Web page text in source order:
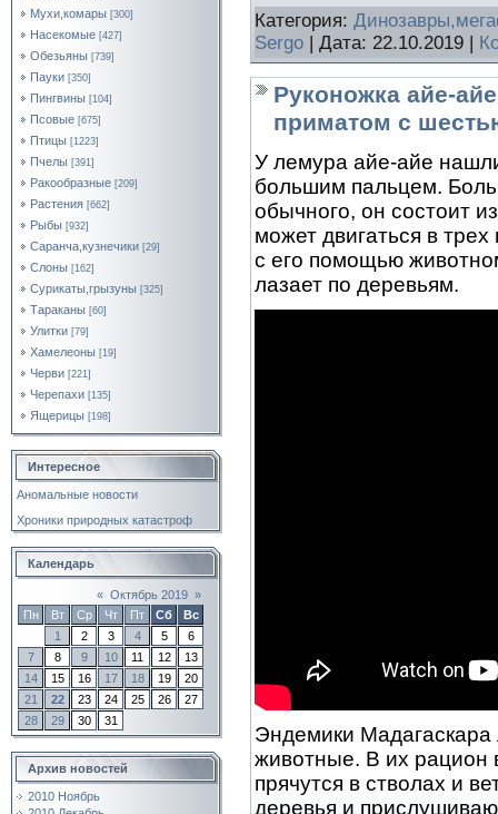
Мухи,комары [300]
Насекомые [427]
Обезьяны [739]
Пауки [350]
Пингвины [104]
Псовые [675]
Птицы [1223]
Пчелы [391]
Ракообразные [209]
Растения [662]
Рыбы [932]
Саранча,кузнечики [29]
Слоны [162]
Сурикаты,грызуны [325]
Тараканы [60]
Улитки [79]
Хамелеоны [19]
Черви [221]
Черепахи [135]
Ящерицы [198]
Интересное
Аномальные новости
Хроники природных катастроф
Календарь
« Октябрь 2019 »
Пн
Вт Ср Чт Пт Сб
Вс
1
2 3 4 5
6
7
8 9 10 11 12
13
14
15 16 17 18 19
20
21
22 23 24 25 26
27
28
29 30 31
Архив новостей
2010 Ноябрь
Категория:
Sergo | Дата: 22.10.2019
Руконожка айе-
приматом с
У лемура айе-айе
большим пальцем.
обычного, он состоит
может двигаться в
с его помощью
лазает по деревьям.
Эндемики
животные. В их рацион
прячутся в стволах и
деревья и